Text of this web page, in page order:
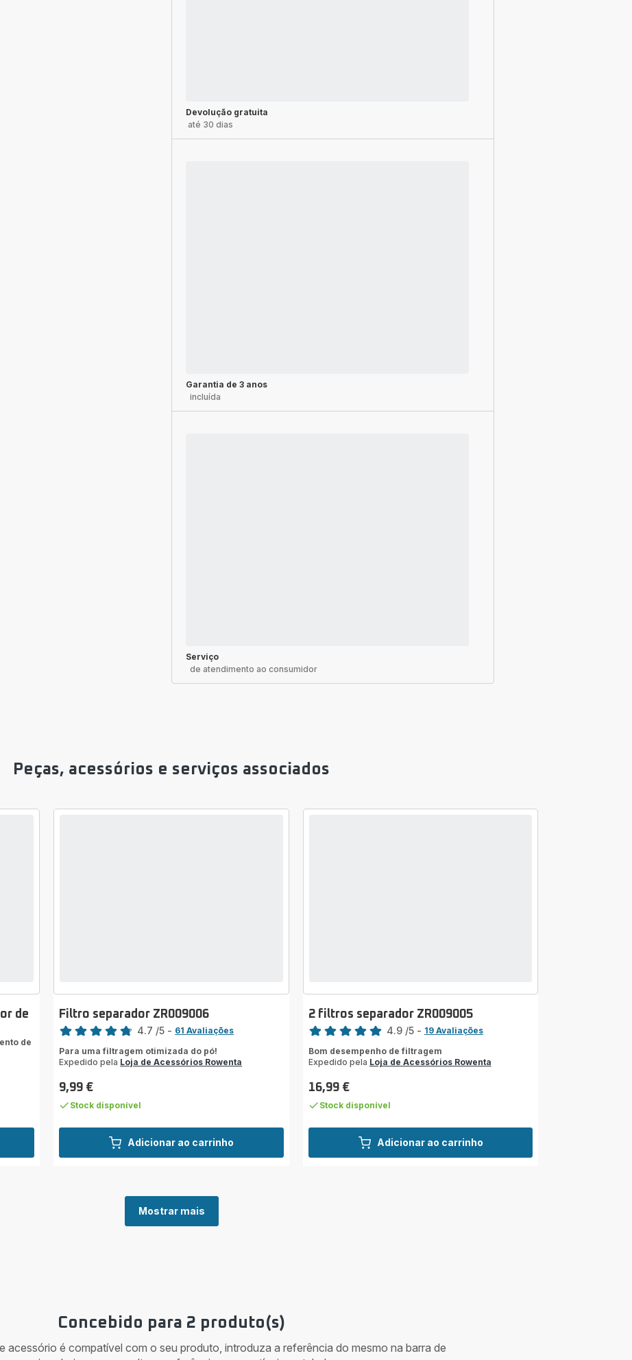
Devolução gratuita
até 30 dias
Garantia de 3 anos
incluída
Serviço
de atendimento ao consumidor
Peças, acessórios e serviços associados
de
de
Adicionar ao carrinho
Filtro separador ZR009006
Classificação
4.7 /5 - 61 Avaliações
Para uma filtragem otimizada do pó!
Expedido pela Loja de Acessórios Rowenta
Preço
9,99 €
Stock disponível
Adicionar ao carrinho
2 filtros separador ZR009005
Classificação
4.9 /5 - 19 Avaliações
Bom desempenho de filtragem
Expedido pela Loja de Acessórios Rowenta
Preço
16,99 €
Stock disponível
Mostrar mais
Concebido para 2 produto(s)
acessório é compatível com o seu produto, introduza a referência do mesmo na barra de